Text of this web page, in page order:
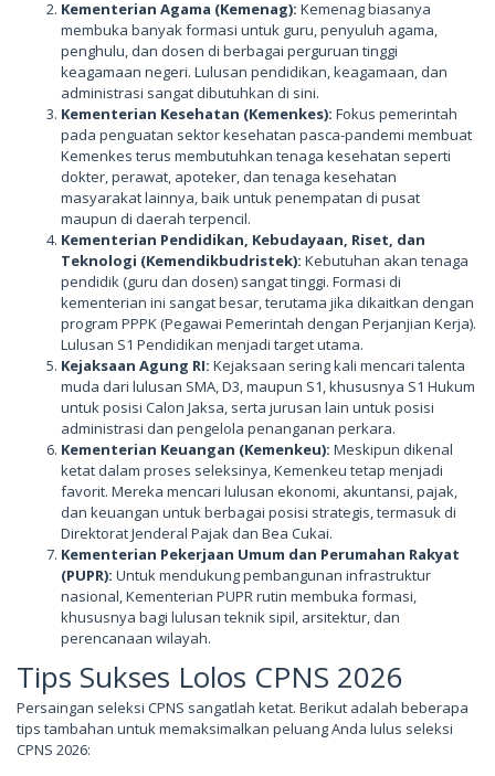
Kementerian Agama (Kemenag): Kemenag biasanya
membuka banyak formasi untuk guru, penyuluh agama,
penghulu, dan dosen di berbagai perguruan tinggi
keagamaan negeri. Lulusan pendidikan, keagamaan, dan
administrasi sangat dibutuhkan di sini.
Kementerian Kesehatan (Kemenkes): Fokus pemerintah
pada penguatan sektor kesehatan pasca-pandemi membuat
Kemenkes terus membutuhkan tenaga kesehatan seperti
dokter, perawat, apoteker, dan tenaga kesehatan
masyarakat lainnya, baik untuk penempatan di pusat
maupun di daerah terpencil.
Kementerian Pendidikan, Kebudayaan, Riset, dan
Teknologi (Kemendikbudristek): Kebutuhan akan tenaga
pendidik (guru dan dosen) sangat tinggi. Formasi di
kementerian ini sangat besar, terutama jika dikaitkan dengan
program PPPK (Pegawai Pemerintah dengan Perjanjian Kerja).
Lulusan S1 Pendidikan menjadi target utama.
Kejaksaan Agung RI: Kejaksaan sering kali mencari talenta
muda dari lulusan SMA, D3, maupun S1, khususnya S1 Hukum
untuk posisi Calon Jaksa, serta jurusan lain untuk posisi
administrasi dan pengelola penanganan perkara.
Kementerian Keuangan (Kemenkeu): Meskipun dikenal
ketat dalam proses seleksinya, Kemenkeu tetap menjadi
favorit. Mereka mencari lulusan ekonomi, akuntansi, pajak,
dan keuangan untuk berbagai posisi strategis, termasuk di
Direktorat Jenderal Pajak dan Bea Cukai.
Kementerian Pekerjaan Umum dan Perumahan Rakyat
(PUPR): Untuk mendukung pembangunan infrastruktur
nasional, Kementerian PUPR rutin membuka formasi,
khususnya bagi lulusan teknik sipil, arsitektur, dan
perencanaan wilayah.
Tips Sukses Lolos CPNS 2026
Persaingan seleksi CPNS sangatlah ketat. Berikut adalah beberapa
tips tambahan untuk memaksimalkan peluang Anda lulus seleksi
CPNS 2026: